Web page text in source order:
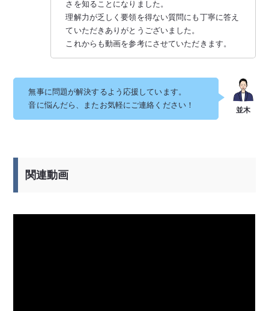
さを知ることになりました。
理解力が乏しく要領を得ない質問にも丁寧に答え
ていただきありがとうございました。
これからも動画を参考にさせていただきます。
無事に問題が解決するよう応援しています。
音に悩んだら、またお気軽にご連絡ください！
関連動画